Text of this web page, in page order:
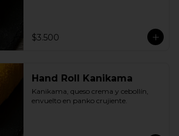
$3.500
Hand Roll Kanikama
Kanikama, queso crema y cebollín,
envuelto en panko crujiente.